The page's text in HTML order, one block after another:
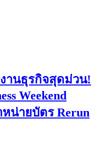
านธุรกิจสุดม่วน!
Weekend
น่ายบัตร Rerun